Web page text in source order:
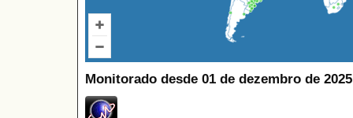
Monitorado desde 01 de dezembro de